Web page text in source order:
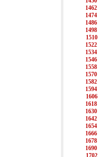
1462
1474
1486
1498
1510
1522
1534
1546
1558
1570
1582
1594
1606
1618
1630
1642
1654
1666
1678
1690
1702